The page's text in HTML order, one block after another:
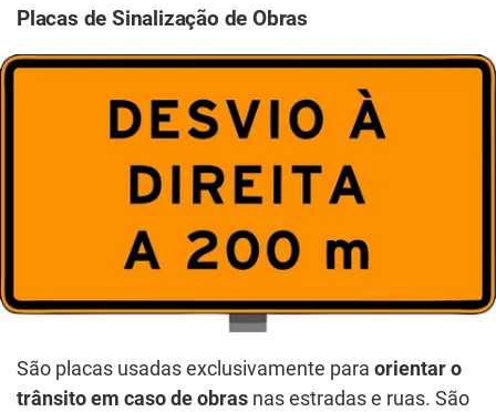
Placas de Sinalização de Obras
São placas usadas exclusivamente para orientar o
trânsito em caso de obras nas estradas e ruas. São